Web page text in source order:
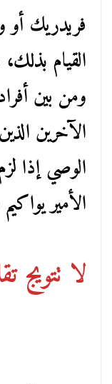
فريدريك أو
القيام
ومن بين أفراد
الآخرين
الوصي إذا
الأمير
لا تتويج